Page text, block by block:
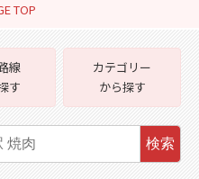
TOP
線
す
カテゴリー
から探す
検索